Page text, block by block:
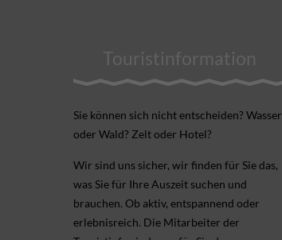
Touristinformation
Sie können sich nicht ent­scheiden? Wasser
oder Wald? Zelt oder Hotel?
Wir sind uns sicher, wir finden für Sie das,
was Sie für Ihre Aus­zeit suchen und
brauchen. Ob aktiv, ent­spannend oder
erlebnis­reich. Die Mitarbeiter der